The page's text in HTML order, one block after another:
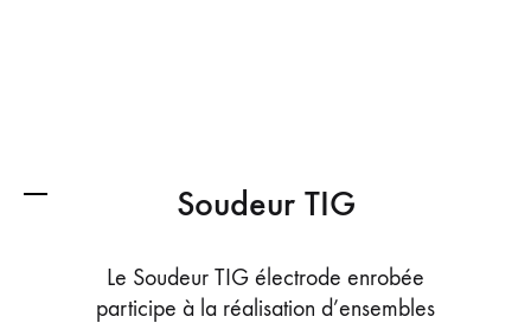
Soudeur TIG
Le Soudeur TIG électrode enrobée
participe à la réalisation d’ensembles